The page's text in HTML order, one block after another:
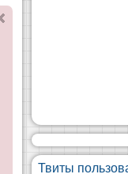
ск
Твиты